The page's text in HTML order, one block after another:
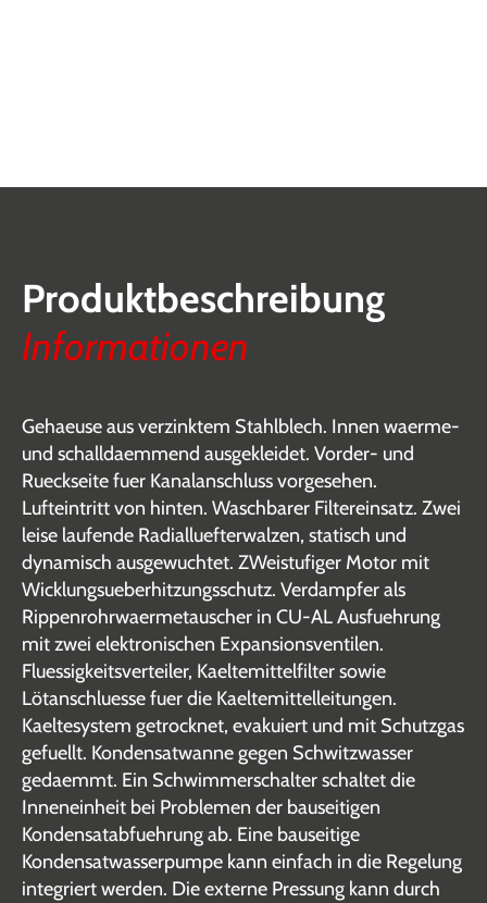
Produktbeschreibung
Informationen
Gehaeuse aus verzinktem Stahlblech. Innen waerme-
und schalldaemmend ausgekleidet. Vorder- und
Rueckseite fuer Kanalanschluss vorgesehen.
Lufteintritt von hinten. Waschbarer Filtereinsatz. Zwei
leise laufende Radialluefterwalzen, statisch und
dynamisch ausgewuchtet. ZWeistufiger Motor mit
Wicklungsueberhitzungsschutz. Verdampfer als
Rippenrohrwaermetauscher in CU-AL Ausfuehrung
mit zwei elektronischen Expansionsventilen.
Fluessigkeitsverteiler, Kaeltemittelfilter sowie
Lötanschluesse fuer die Kaeltemittelleitungen.
Kaeltesystem getrocknet, evakuiert und mit Schutzgas
gefuellt. Kondensatwanne gegen Schwitzwasser
gedaemmt. Ein Schwimmerschalter schaltet die
Inneneinheit bei Problemen der bauseitigen
Kondensatabfuehrung ab. Eine bauseitige
Kondensatwasserpumpe kann einfach in die Regelung
integriert werden. Die externe Pressung kann durch